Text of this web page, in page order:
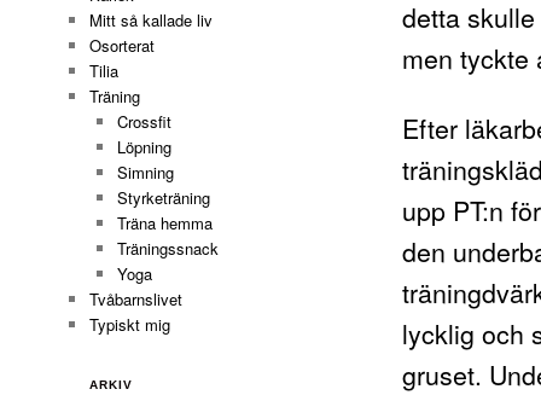
detta
men tyckte
Efter
upp PT:n
den
lycklig och
gruset.
Mitt så kallade liv
Osorterat
Tilia
Träning
Crossfit
Löpning
Simning
Styrketräning
Träna hemma
Träningssnack
Yoga
Tvåbarnslivet
Typiskt mig
ARKIV